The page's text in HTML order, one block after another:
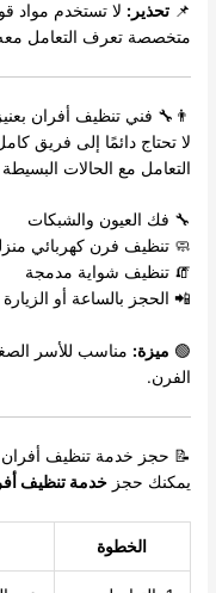
📌تحذير: لا تستخدم مواد
متخصصة تعرف التعامل
👨‍🔧 فني تنظيف أفران
لا تحتاج دائمًا إلى فريق
التعامل مع الحالات
🔧 فك العيون والشبكات
🧼 تنظيف فرن كهربائي
🧯 تنظيف شواية مدمجة
📲 الحجز بالساعة أو
🟢 ميزة: مناسب للأسر
الفرن.
📝 حجز خدمة تنظيف
يمكنك حجزخدمة تنظيف
الخطوة